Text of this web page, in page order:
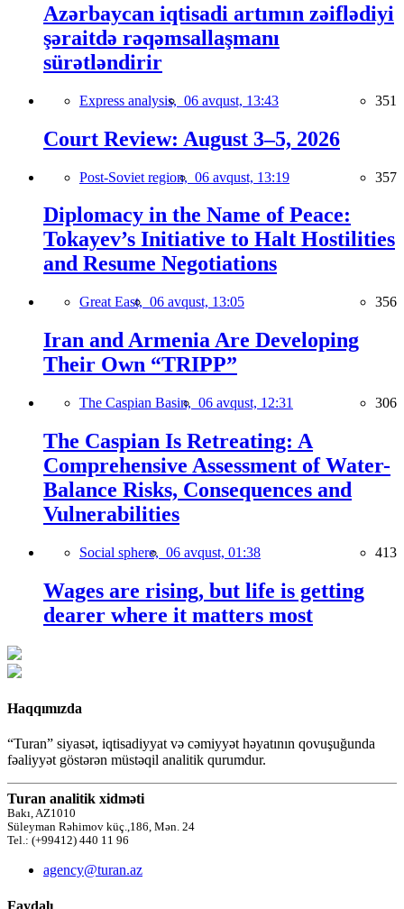
Azərbaycan iqtisadi artımın zəiflədiyi
şəraitdə rəqəmsallaşmanı
sürətləndirir
Express analysis, 06 avqust, 13:43 351
Court Review: August 3–5, 2026
Post-Soviet region, 06 avqust, 13:19 357
Diplomacy in the Name of Peace:
Tokayev’s Initiative to Halt Hostilities
and Resume Negotiations
Great East, 06 avqust, 13:05 356
Iran and Armenia Are Developing
Their Own “TRIPP”
The Caspian Basin, 06 avqust, 12:31 306
The Caspian Is Retreating: A
Comprehensive Assessment of Water-
Balance Risks, Consequences and
Vulnerabilities
Social sphere, 06 avqust, 01:38 413
Wages are rising, but life is getting
dearer where it matters most
Haqqımızda
“Turan” siyasət, iqtisadiyyat və cəmiyyət həyatının qovuşuğunda
fəaliyyət göstərən müstəqil analitik qurumdur.
Turan analitik xidməti
Bakı, AZ1010
Süleyman Rəhimov küç.,186, Mən. 24
Tel.: (+99412) 440 11 96
agency@turan.az
Faydalı